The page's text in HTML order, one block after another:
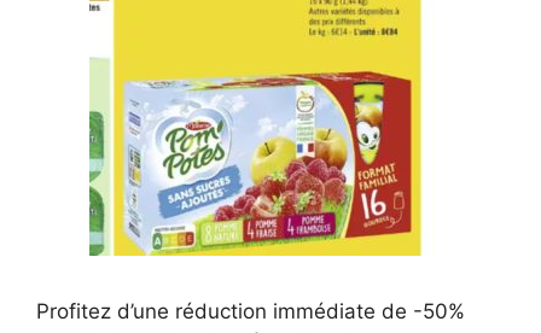
Profitez d’une réduction immédiate de -50%